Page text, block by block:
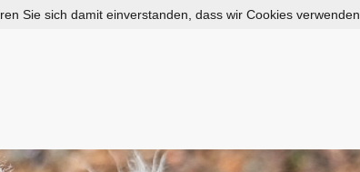
Sie sich damit einverstanden, dass wir Cookies verwenden.